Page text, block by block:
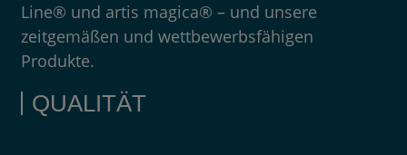
Line® und artis magica® – und unsere
zeitgemäßen und wettbewerbsfähigen
Produkte.
QUALITÄT